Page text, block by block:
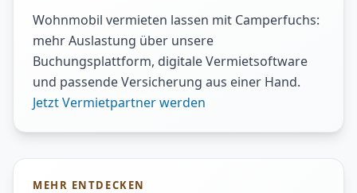
Wohnmobil vermieten lassen mit Camperfuchs:
mehr Auslastung über unsere
Buchungsplattform, digitale Vermietsoftware
und passende Versicherung aus einer Hand.
Jetzt Vermietpartner werden
MEHR ENTDECKEN